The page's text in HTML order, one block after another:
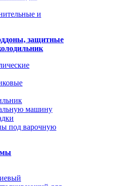
и
защитные
машину
под варочную